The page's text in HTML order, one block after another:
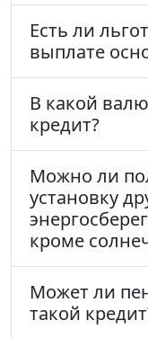
Есть ли
выплате
В какой
кредит?
Можно ли
установку
кроме
Может ли
такой